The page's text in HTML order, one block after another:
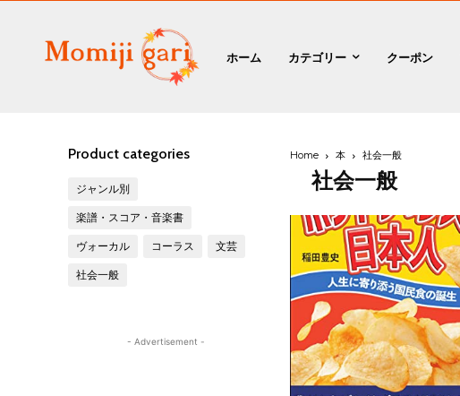
ホーム カテゴリー クーポン
Product categories
ジャンル別
楽譜・スコア・音楽書
ヴォーカル コーラス 文芸
社会一般
- Advertisement -
Home 本 社会一般
社会一般